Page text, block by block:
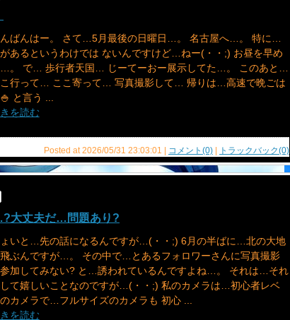
ばんはー。 さて…5月最後の日曜日…。 名古屋へ…。 特に…
あるというわけでは ないんですけど…ねー(・・;) お昼を早め
。 で… 歩行者天国… じーてーおー展示してた…。 このあと…
行って… ここ寄って… 写真撮影して… 帰りは…高速で晩ごは
と言う ...
を読む
Posted at 2026/05/31 23:03:01 | コメント(0) トラックバック(0)
大丈夫だ…問題あり?
いと…先の話になるんですが…(・・;) 6月の半ばに…北の大地
ぶんですが…。 その中で…とあるフォロワーさんに写真撮影
加してみない? と…誘われているんですよね…。 それは…それ
て嬉しいことなのですが…(・・;) 私のカメラは…初心者レベ
カメラで…フルサイズのカメラも 初心 ...
を読む